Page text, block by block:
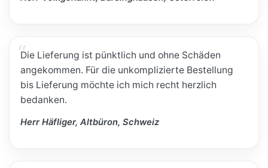
Die Lieferung ist pünktlich und ohne Schäden
angekommen. Für die unkomplizierte Bestellung
bis Lieferung möchte ich mich recht herzlich
bedanken.
Herr Häfliger, Altbüron, Schweiz